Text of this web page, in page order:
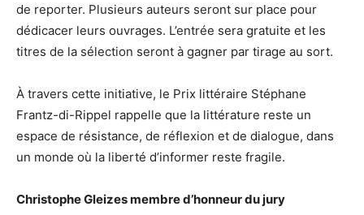
de reporter. Plusieurs auteurs seront sur place pour
dédicacer leurs ouvrages. L’entrée sera gratuite et les
titres de la sélection seront à gagner par tirage au sort.
À travers cette initiative, le Prix littéraire Stéphane
Frantz-di-Rippel rappelle que la littérature reste un
espace de résistance, de réflexion et de dialogue, dans
un monde où la liberté d’informer reste fragile.
Christophe Gleizes membre d’honneur du jury